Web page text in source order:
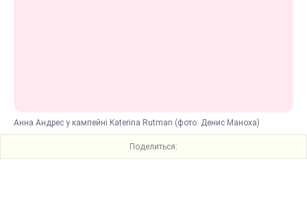
Анна Андрес у кампейні Katerina Rutman (фото: Денис Маноха)
Поделиться: